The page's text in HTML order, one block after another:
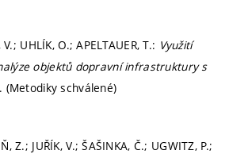
V.; UHLÍK, O.; APELTAUER, T.: Využití
objektů dopravní infrastruktury s
. (Metodiky schválené)
Z.; JUŘÍK, V.; ŠAŠINKA, Č.; UGWITZ, P.;